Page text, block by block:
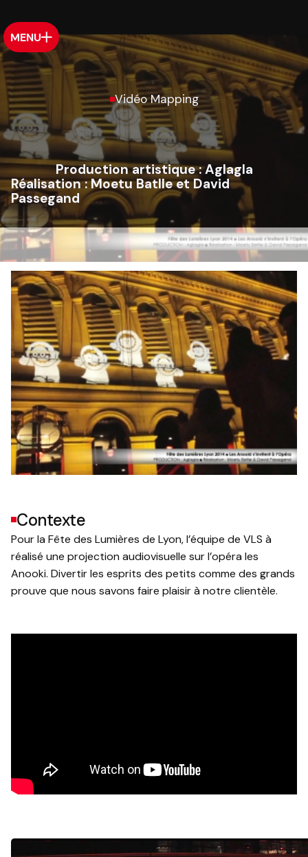
MENU
Vidéo Mapping
Production artistique :Aglagla
Réalisation :Moetu Batlle et David
Passegand
Contexte
Pour la Fête des Lumières de Lyon, l’équipe de VLS à
réalisé une projection audiovisuelle sur l’opéra les
Anooki. Divertir les esprits des petits comme des grands
prouve que nous savons faire plaisir à notre clientèle.